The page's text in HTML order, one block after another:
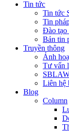
Tin tức
Tin tức
Tin
Đào tạo
Bản tin
Truyền thông
Ảnh
Tư vấn
Liên hệ
Blog
Column